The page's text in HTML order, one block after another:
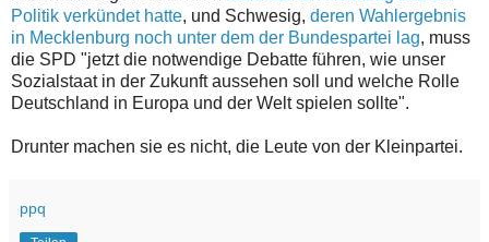
Politik verkündet hatte, und Schwesig, deren Wahlergebnis
in Mecklenburg noch unter dem der Bundespartei lag, muss
die SPD "jetzt die notwendige Debatte führen, wie unser
Sozialstaat in der Zukunft aussehen soll und welche Rolle
Deutschland in Europa und der Welt spielen sollte".
Drunter machen sie es nicht, die Leute von der Kleinpartei.
ppq